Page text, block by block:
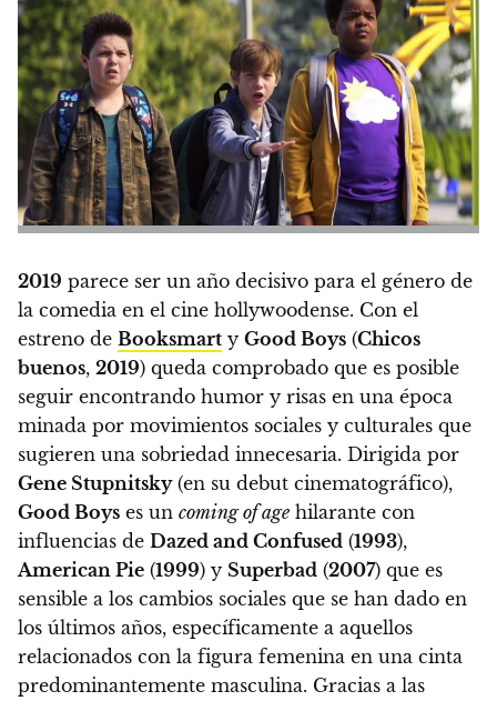
2019 parece ser un año decisivo para el género de
la comedia en el cine hollywoodense. Con el
estreno de Booksmart y Good Boys (Chicos
buenos, 2019) queda comprobado que es posible
seguir encontrando humor y risas en una época
minada por movimientos sociales y culturales que
sugieren una sobriedad innecesaria. Dirigida por
Gene Stupnitsky(en su debut cinematográfico),
Good Boys es un coming of age hilarante con
influencias de Dazed and Confused (1993),
American Pie (1999) y Superbad (2007) que es
sensible a los cambios sociales que se han dado en
los últimos años, específicamente a aquellos
relacionados con la figura femenina en una cinta
predominantemente masculina. Gracias a las